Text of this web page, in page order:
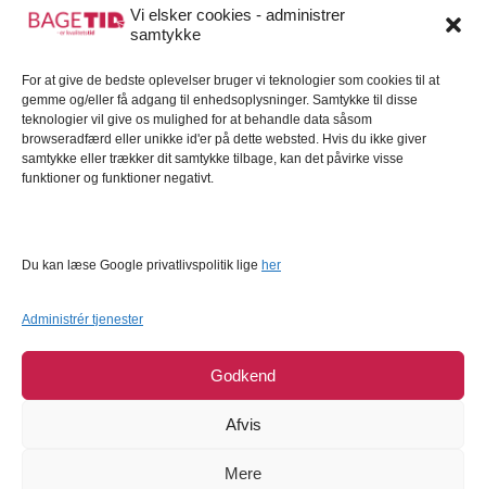
Vi elsker cookies - administrer
samtykke
For at give de bedste oplevelser bruger vi teknologier som cookies til at
gemme og/eller få adgang til enhedsoplysninger. Samtykke til disse
teknologier vil give os mulighed for at behandle data såsom
browseradfærd eller unikke id'er på dette websted. Hvis du ikke giver
samtykke eller trækker dit samtykke tilbage, kan det påvirke visse
funktioner og funktioner negativt.
Du kan læse Google privatlivspolitik lige her
Administrér tjenester
Godkend
Afvis
Mere
Konditorfarve Rød 38 ml -
Dr. Oetker
Dr. Oetker
29,95DKK
Brunt Bagepulver 16 g - Dr.
Oetker
Dr. Oetker